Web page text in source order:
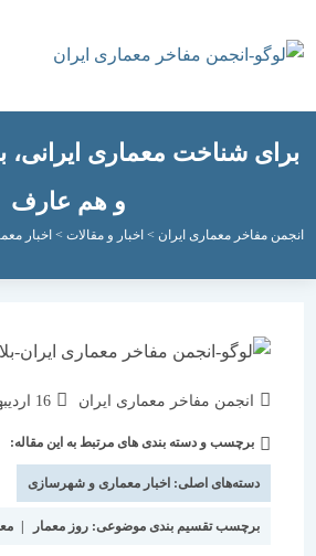
شناخت معماری ایرانی، باید
و هم عارف
مفاخر معماری ایران > اخبار و مقالات>اخبار معماری و
انجمن مفاخر معماری ایران
نوشته
شده
است:
16 اردیبهشت 1401
برچسب و دسته بندی های مرتبط به این مقاله:
دسته‌های اصلی:اخبار معماری و شهرسازی
برچسب تقسیم بندی موضوعی:روز معمار معماری